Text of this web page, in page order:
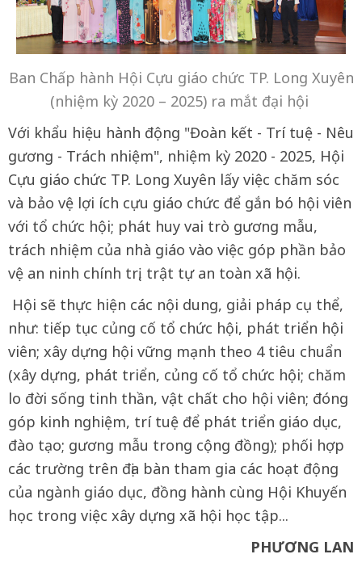
Ban Chấp hành Hội Cựu giáo chức TP. Long Xuyên
(nhiệm kỳ 2020 – 2025) ra mắt đại hội
Với khẩu hiệu hành động "Đoàn kết - Trí tuệ - Nêu
gương - Trách nhiệm", nhiệm kỳ 2020 - 2025, Hội
Cựu giáo chức TP. Long Xuyên lấy việc chăm sóc
và bảo vệ lợi ích cựu giáo chức để gắn bó hội viên
với tổ chức hội; phát huy vai trò gương mẫu,
trách nhiệm của nhà giáo vào việc góp phần bảo
vệ an ninh chính trị, trật tự an toàn xã hội.
Hội sẽ thực hiện các nội dung, giải pháp cụ thể,
như: tiếp tục củng cố tổ chức hội, phát triển hội
viên; xây dựng hội vững mạnh theo 4 tiêu chuẩn
(xây dựng, phát triển, củng cố tổ chức hội; chăm
lo đời sống tinh thần, vật chất cho hội viên; đóng
góp kinh nghiệm, trí tuệ để phát triển giáo dục,
đào tạo; gương mẫu trong cộng đồng); phối hợp
các trường trên địa bàn tham gia các hoạt động
của ngành giáo dục, đồng hành cùng Hội Khuyến
học trong việc xây dựng xã hội học tập...
PHƯƠNG LAN